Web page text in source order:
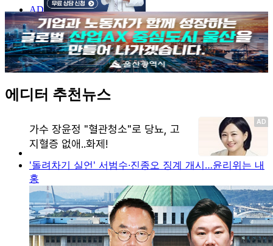
에디터 추천뉴스
'돌려차기 실언' 서범수·진종오 징계 개시…윤리위는 내
홍